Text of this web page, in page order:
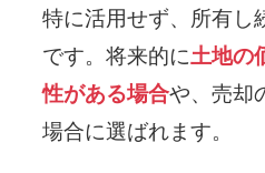
特に活用せず、所有し
です。将来的に土地の
性がある場合や、売却
場合に選ばれます。